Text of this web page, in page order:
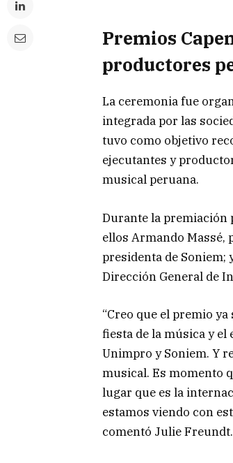
Premios
productores
La ceremonia fue
integrada por las
tuvo como objetivo
ejecutantes y
musical peruana.
Durante la
ellos Armando Massé,
presidenta de Soniem;
Dirección General de
“Creo que el premio
fiesta de la música y el
Unimpro y Soniem. Y
musical. Es momento
lugar que es la
estamos viendo con
comentó Julie Freundt.